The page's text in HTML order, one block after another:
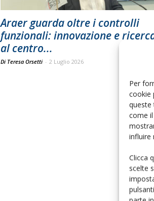
Per
cookie
queste
come
influire
Clicca
scelte
Araer guarda oltre i controlli
funzionali: innovazione e
al centro...
Di Teresa Orsetti - 2 Luglio 2026